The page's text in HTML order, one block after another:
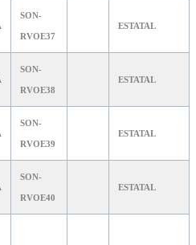
SON-
RVOE37
ESTATAL
SON-
RVOE38
ESTATAL
SON-
RVOE39
ESTATAL
SON-
RVOE40
ESTATAL